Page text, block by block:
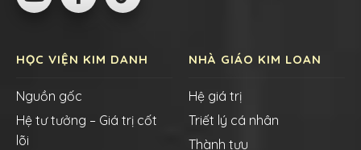
HỌC VIỆN KIM DANH
Nguồn gốc
Hệ tư tưởng – Giá trị cốt
lõi
NHÀ GIÁO KIM LOAN
Hệ giá trị
Triết lý cá nhân
Thành tựu